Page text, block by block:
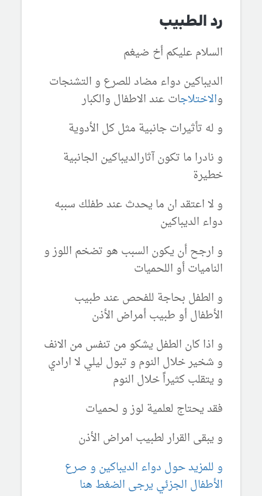
رد الطبيب
السلام عليكم أخ ضيغم
الديباكين دواء مضاد للصرع و التشنجات
والاختلاجات عند الاطفال والكبار
و له تأثيرات جانبية مثل كل الأدوية
و نادرا ما تكون آثارالديباكين الجانبية
خطيرة
و لا اعتقد ان ما يحدث عند طفلك سببه
دواء الديباكين
و ارجح أن يكون السبب هو تضخم اللوز و
الناميات أو اللحميات
و الطفل بحاجة للفحص عند طبيب
الأطفال أو طبيب أمراض الأذن
و اذا كان الطفل يشكو من تنفس من الانف
و شخير خلال النوم و تبول ليلي لا ارادي
و يتقلب كثيراً خلال النوم
فقد يحتاج لعلمية لوز و لحميات
و يبقى القرار لطبيب امراض الأذن
و للمزيد حول دواء الديباكين و صرع
الأطفال الجزئي يرجى الضغط هنا